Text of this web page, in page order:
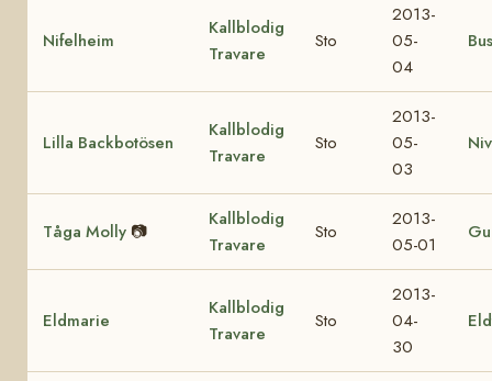
Nifelheim
Kallblodig
Travare
Sto
2013-
05-
04
Lilla Backbotösen
Kallblodig
Travare
Sto
2013-
05-
03
Tåga Molly 📷
Kallblodig
Travare
Sto
2013-
05-01
Eldmarie
Kallblodig
Travare
Sto
2013-
04-
30